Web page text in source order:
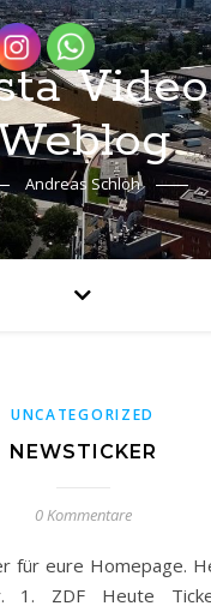
Andreas Schloh
UNCATEGORIZED
NEWSTICKER
0 Kommentare
1. ZDF Heute